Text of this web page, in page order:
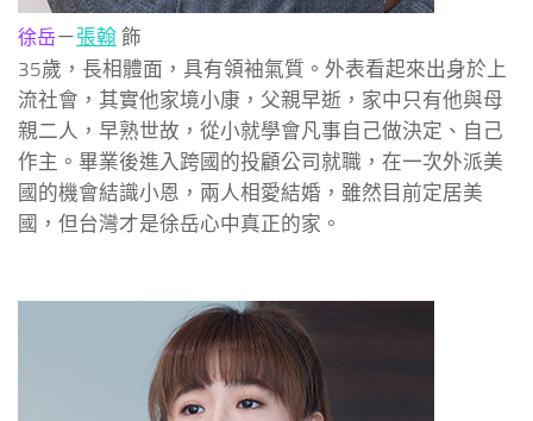
徐岳－張翰 飾
35歲，長相體面，具有領袖氣質。外表看起來出身於上
流社會，其實他家境小康，父親早逝，家中只有他與母
親二人，早熟世故，從小就學會凡事自己做決定、自己
作主。畢業後進入跨國的投顧公司就職，在一次外派美
國的機會結識小恩，兩人相愛結婚，雖然目前定居美
國，但台灣才是徐岳心中真正的家。